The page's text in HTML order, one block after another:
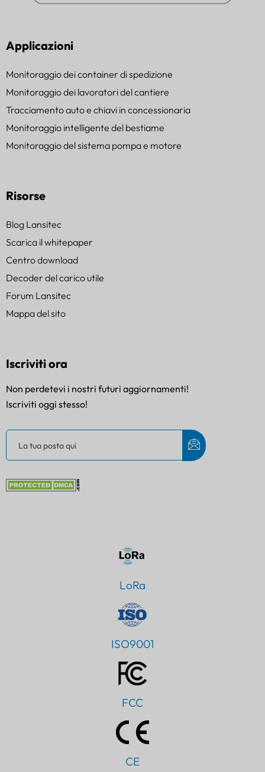
Applicazioni
Monitoraggio dei container di spedizione
Monitoraggio dei lavoratori del cantiere
Tracciamento auto e chiavi in concessionaria
Monitoraggio intelligente del bestiame
Monitoraggio del sistema pompa e motore
Risorse
Blog Lansitec
Scarica il whitepaper
Centro download
Decoder del carico utile
Forum Lansitec
Mappa del sito
Iscriviti ora
Non perdetevi i nostri futuri aggiornamenti!
Iscriviti oggi stesso!
LoRa
ISO9001
FCC
CE